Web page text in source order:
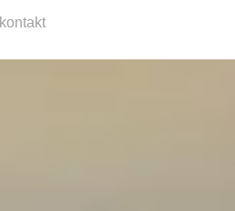
kontakt